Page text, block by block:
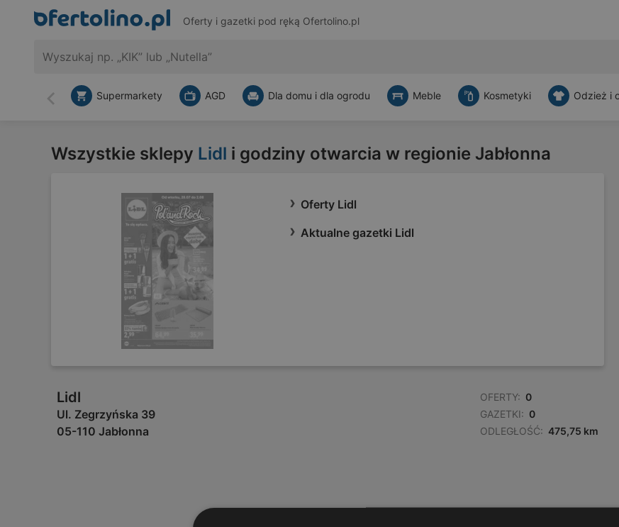
Oferty i gazetki pod ręką Ofertolino.pl
Wstecz
Supermarkety AGD Dla domu i dla ogrodu Meble Kosmetyki Odzież i
Wszystkie sklepy Lidl i godziny otwarcia w regionie Jabłonna
Oferty Lidl
Aktualne gazetki Lidl
Lidl
Ul. Zegrzyńska 39
05-110 Jabłonna
OFERTY: 0
GAZETKI: 0
ODLEGŁOŚĆ: 475,75 km